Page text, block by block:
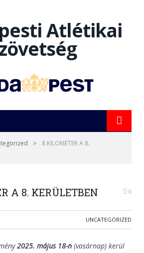
»
8 KILOMÉTER A 8.
A 8. KERÜLETBEN 0
UNCATEGORIZED
2025. május 18-n (vasárnap) kerül